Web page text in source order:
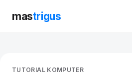
mastrigus
TUTORIAL KOMPUTER